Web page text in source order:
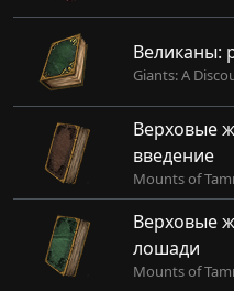
Великаны:
Giants: A
Верховые
введение
Mounts of
Верховые
лошади
Mounts of